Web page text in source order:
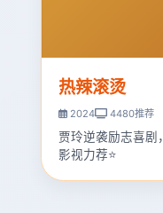
热辣滚烫
2024 4480推荐
贾玲逆袭励志喜
影视力荐⭐